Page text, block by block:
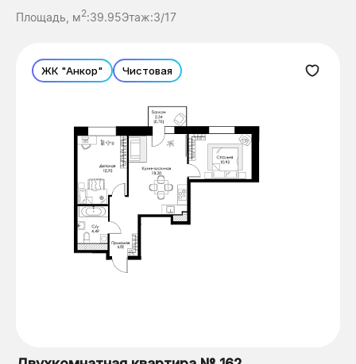
Площадь, м2:39.95Этаж:3/17
ЖК "Анкор" Чистовая